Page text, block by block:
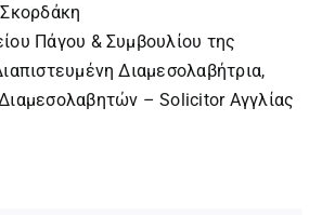
Πάγου & Συμβουλίου της
Διαμεσολαβήτρια,
– Solicitor Αγγλίας